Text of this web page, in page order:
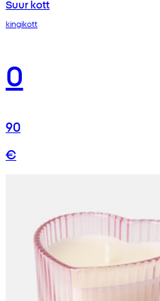
Suur kott
kingikott
0
90
€